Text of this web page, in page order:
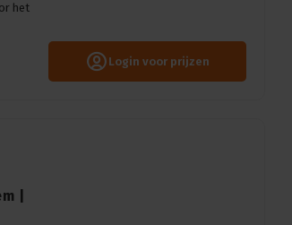
het
Login voor prijzen
|